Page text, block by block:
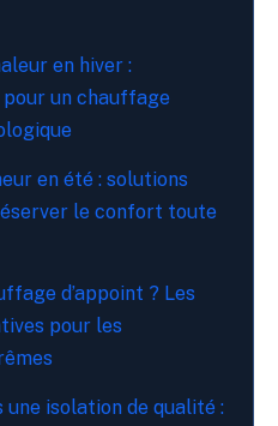
en hiver :
un chauffage
en été : solutions
le confort toute
d’appoint ? Les
pour les
une isolation ​de⁤ qualité :